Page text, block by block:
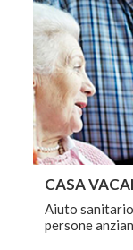
CASA
Aiuto
persone